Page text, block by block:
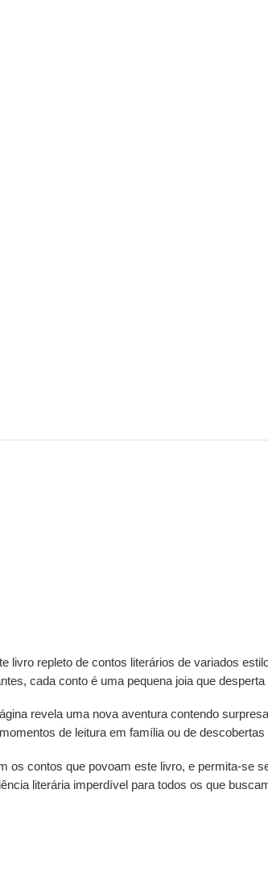
livro repleto de contos literários de variados
cada conto é uma pequena joia que
revela uma nova aventura contendo
de leitura em família ou de descobertas
os contos que povoam este livro, e permita-se
literária imperdível para todos os que